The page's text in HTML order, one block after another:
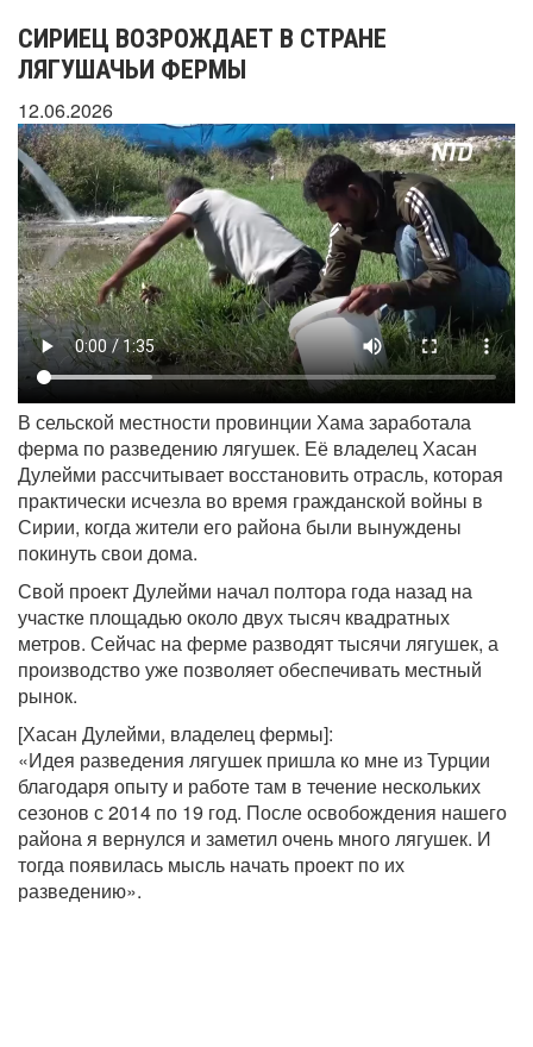
СИРИЕЦ ВОЗРОЖДАЕТ В СТРАНЕ
ЛЯГУШАЧЬИ ФЕРМЫ
12.06.2026
В сельской местности провинции Хама заработала
ферма по разведению лягушек. Её владелец Хасан
Дулейми рассчитывает восстановить отрасль, которая
практически исчезла во время гражданской войны в
Сирии, когда жители его района были вынуждены
покинуть свои дома.
Свой проект Дулейми начал полтора года назад на
участке площадью около двух тысяч квадратных
метров. Сейчас на ферме разводят тысячи лягушек, а
производство уже позволяет обеспечивать местный
рынок.
[Хасан Дулейми, владелец фермы]:
«Идея разведения лягушек пришла ко мне из Турции
благодаря опыту и работе там в течение нескольких
сезонов с 2014 по 19 год. После освобождения нашего
района я вернулся и заметил очень много лягушек. И
тогда появилась мысль начать проект по их
разведению».